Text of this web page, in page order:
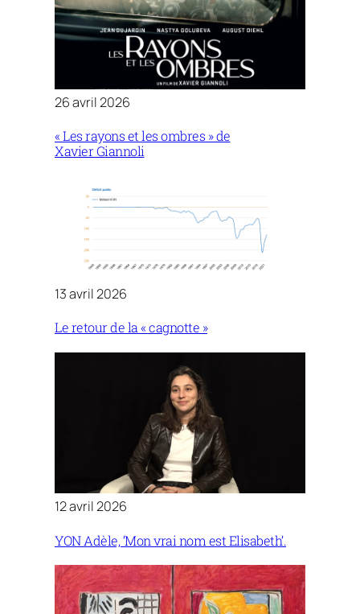
26 avril 2026
« Les rayons et les ombres » de
Xavier Giannoli
13 avril 2026
Le retour de la « cagnotte »
12 avril 2026
YON Adèle, ‘Mon vrai nom est Elisabeth’.